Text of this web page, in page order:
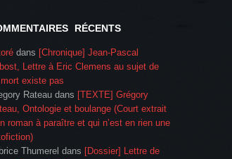
RÉCENTS
dans [Chronique] Jean-Pascal
Lettre à Eric Clemens au sujet de
mort existe pas
Rateau dans [TEXTE] Grégory
Ontologie et boulange (Court extrait
roman à paraître et qui n’est en rien une
Thumerel dans [Dossier] Lettre de